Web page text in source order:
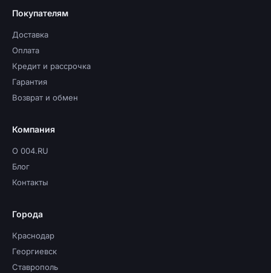
Покупателям
Доставка
Оплата
Кредит и рассрочка
Гарантия
Возврат и обмен
Компания
О 004.RU
Блог
Контакты
Города
Краснодар
Георгиевск
Ставрополь